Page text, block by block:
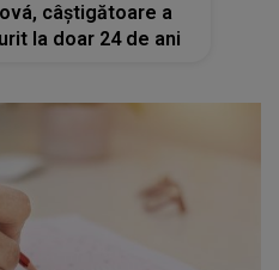
câștigătoare a
la doar 24 de ani